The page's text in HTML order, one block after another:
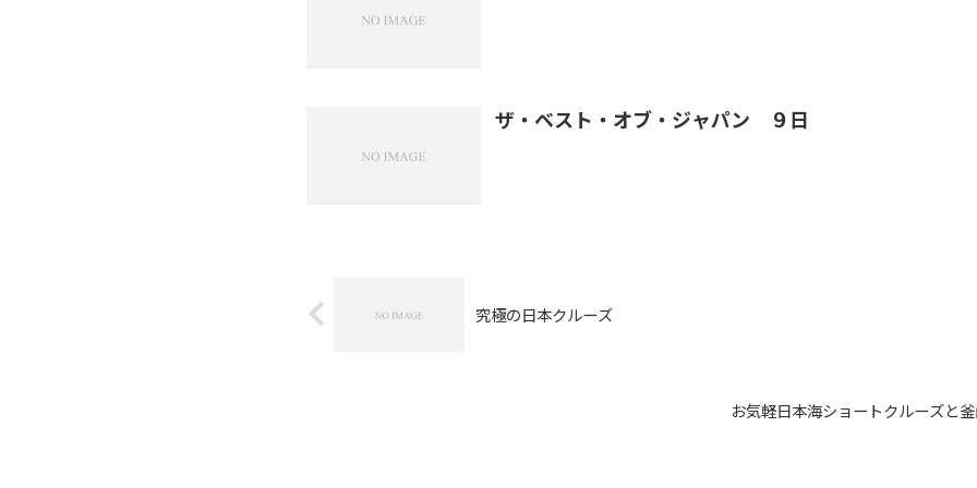
ザ・ベスト・オブ・ジャパン ９日
究極の日本クルーズ
お気軽日本海ショートクルーズと